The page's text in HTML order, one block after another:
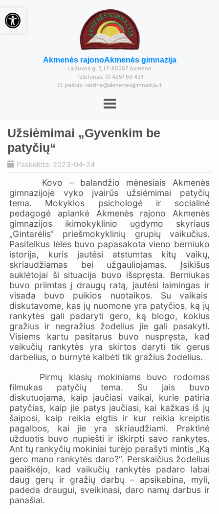
Akmenės rajonoAkmenės gimnazija
Laižuvos g. 7, LT-85357 Akmenė
Telefonas: (0 425) 59 431
El. paštas: rastine@akmenesgimnazija.lt
Užsiėmimai „Gyvenkim be
patyčių“
Paskelbta: 2023-04-24
Kovo – balandžio mėnesiais Akmenės
gimnazijoje vyko įvairūs užsiėmimai patyčių
tema. Mokyklos psichologė ir socialinė
pedagogė aplankė Akmenės rajono Akmenės
gimnazijos ikimokyklinio ugdymo skyriaus
„Gintarėlis“ priešmokyklinių grupių vaikučius.
Pasitelkus lėles buvo papasakota vieno berniuko
istorija, kuris jautėsi atstumtas kitų vaikų,
skriaudžiamas bei užgauliojamas. Įsikišus
auklėtojai ši situacija buvo išspręsta. Berniukas
buvo priimtas į draugų ratą, jautėsi laimingas ir
visada buvo puikios nuotaikos. Su vaikais
diskutavome, kas jų nuomone yra patyčios, ką jų
rankytės gali padaryti gero, ką blogo, kokius
gražius ir negražius žodelius jie gali pasakyti.
Visiems kartu pasitarus buvo nuspręsta, kad
vaikučių rankytės yra skirtos daryti tik gerus
darbelius, o burnytė kalbėti tik gražius žodelius.
Pirmų klasių mokiniams buvo rodomas
filmukas patyčių tema. Su jais buvo
diskutuojama, kaip jaučiasi vaikai, kurie patiria
patyčias, kaip jie patys jaučiasi, kai kažkas iš jų
šaiposi, kaip reikia elgtis ir kur reikia kreiptis
pagalbos, kai jie yra skriaudžiami. Praktinė
užduotis buvo nupiešti ir iškirpti savo rankytes.
Ant tų rankyčių mokiniai turėjo parašyti mintis „Ką
gero mano rankytės daro?“. Perskaičius žodelius
paaiškėjo, kad vaikučių rankytės padaro labai
daug gerų ir gražių darbų – apsikabina, myli,
padeda draugui, sveikinasi, daro namų darbus ir
panašiai.
Open toolbar